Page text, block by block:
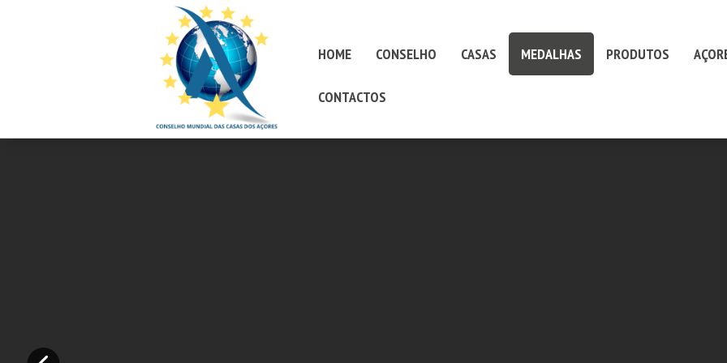
HOME CONSELHO CASAS MEDALHAS PRODUTOS
CONTACTOS